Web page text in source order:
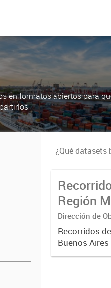
en formatos abiertos para
Región
(RMBA)
Dirección de
Recorridos
Buenos Aires